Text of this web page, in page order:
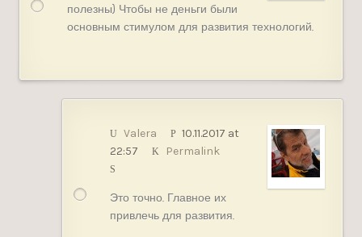
полезны) Чтобы не деньги были
основным стимулом для развития технологий.
Valera
10.11.2017 at
22:57
Permalink
Это точно. Главное их
привлечь для развития.